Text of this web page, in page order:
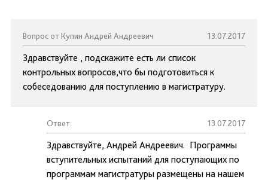
Вопрос от Купин Андрей Андреевич 13.07.2017
Здравствуйте , подскажите есть ли список
контрольных вопросов,что бы подготовиться к
собеседованию для поступлению в магистратуру.
Ответ: 13.07.2017
Здравствуйте, Андрей Андреевич. Программы
вступительных испытаний для поступающих по
программам магистратуры размещены на нашем